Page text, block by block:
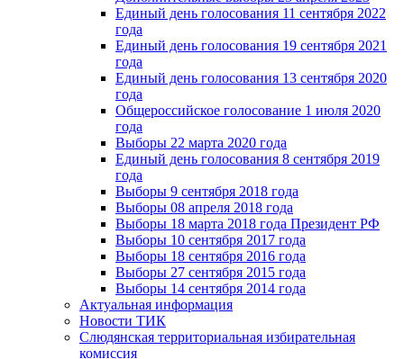
Единый день голосования 11 сентября 2022
года
Единый день голосования 19 сентября 2021
года
Единый день голосования 13 сентября 2020
года
Общероссийское голосование 1 июля 2020
года
Выборы 22 марта 2020 года
Единый день голосования 8 сентября 2019
года
Выборы 9 сентября 2018 года
Выборы 08 апреля 2018 года
Выборы 18 марта 2018 года Президент РФ
Выборы 10 сентября 2017 года
Выборы 18 сентября 2016 года
Выборы 27 сентября 2015 года
Выборы 14 сентября 2014 года
Актуальная информация
Новости ТИК
Слюдянская территориальная избирательная
комиссия